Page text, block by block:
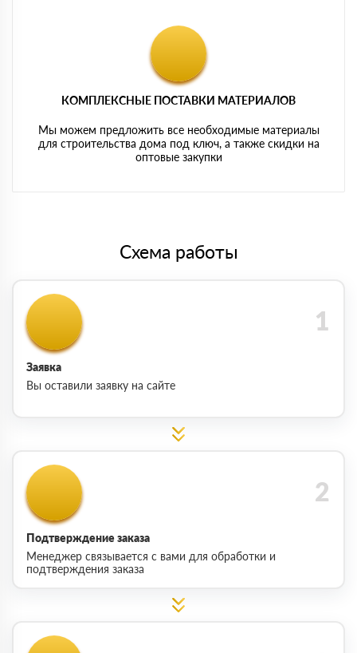
КОМПЛЕКСНЫЕ ПОСТАВКИ МАТЕРИАЛОВ
Мы можем предложить все необходимые материалы
для строительства дома под ключ, а также скидки на
оптовые закупки
Схема работы
Заявка
Вы оставили заявку на сайте
Подтверждение заказа
Менеджер связывается с вами для обработки и
подтверждения заказа